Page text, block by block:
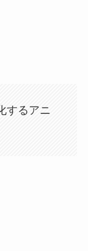
するアニ